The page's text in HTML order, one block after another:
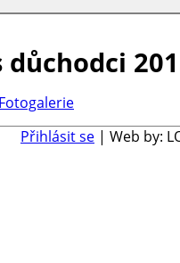
důchodci
Přihlásit se | Web by: